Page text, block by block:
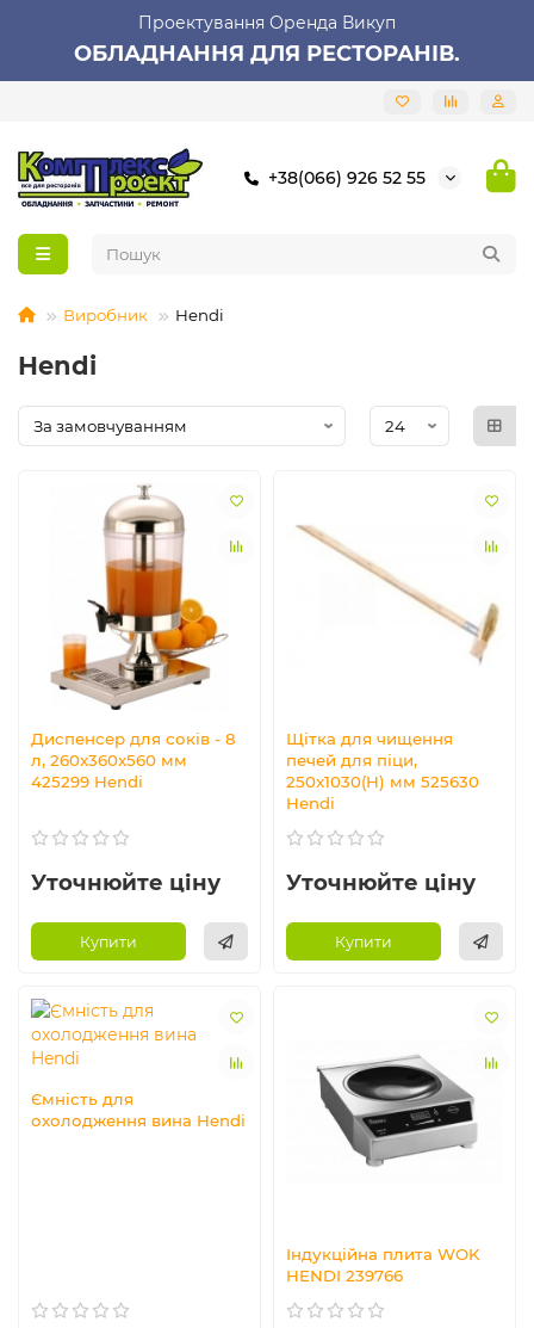
Проектування Оренда Викуп
ОБЛАДНАННЯ ДЛЯ РЕСТОРАНІВ.
+38(066) 926 52 55
Виробник Hendi
Hendi
Диспенсер для соків - 8
л, 260x360x560 мм
425299 Hendi
Уточнюйте ціну
Купити
Щітка для чищення
печей для піци,
250x1030(H) мм 525630
Hendi
Уточнюйте ціну
Купити
Ємність для
охолодження вина Hendi
Індукційна плита WOK
HENDI 239766